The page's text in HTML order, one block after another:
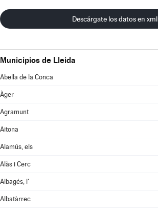
Descárgate los datos en xml
Municipios de Lleida
Abella de la Conca
Àger
Agramunt
Aitona
Alamús, els
Alàs i Cerc
Albagés, l'
Albatàrrec